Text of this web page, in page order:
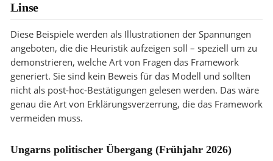
Linse
Diese Beispiele werden als Illustrationen der Spannungen
angeboten, die die Heuristik aufzeigen soll – speziell um zu
demonstrieren, welche Art von Fragen das Framework
generiert. Sie sind kein Beweis für das Modell und sollten
nicht als post-hoc-Bestätigungen gelesen werden. Das wäre
genau die Art von Erklärungsverzerrung, die das Framework
vermeiden muss.
Ungarns politischer Übergang (Frühjahr 2026)